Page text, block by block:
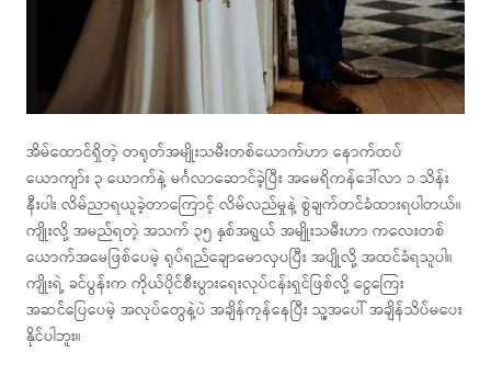
အိမ်ထောင်ရှိတဲ့ တရုတ်အမျိုးသမီးတစ်ယောက်ဟာ နောက်ထပ်
ယောကျာ်း ၃ ယောက်နဲ့ မင်္ဂလာဆောင်ခဲ့ပြီး အမေရိကန်ဒေါ်လာ ၁ သိန်း
နီးပါး လိမ်ညာရယူခဲ့တာကြောင့် လိမ်လည်မှုနဲ့ စွဲချက်တင်ခံထားရပါတယ်။
ကျိုးလို့ အမည်ရတဲ့ အသက် ၃၅ နှစ်အရွယ် အမျိုးသမီးဟာ ကလေးတစ်
ယောက်အမေဖြစ်ပေမဲ့ ရုပ်ရည်ချောမောလှပပြီး အပျိုလို့ အထင်ခံရသူပါ။
ကျိုးရဲ့ ခင်ပွန်းက ကိုယ်ပိုင်စီးပွားရေးလုပ်ငန်းရှင်ဖြစ်လို့ ငွေကြေး
အဆင်ပြေပေမဲ့ အလုပ်တွေနဲ့ပဲ အချိန်ကုန်နေပြီး သူ့အပေါ် အချိန်သိပ်မပေး
နိုင်ပါဘူး။